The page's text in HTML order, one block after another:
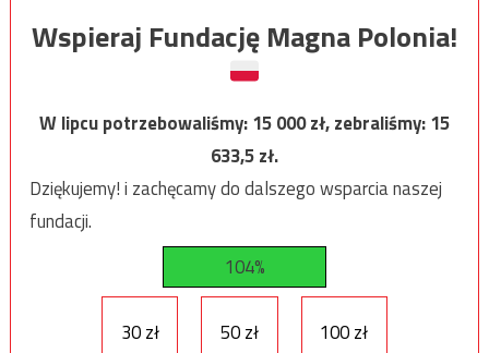
Wspieraj Fundację Magna Polonia!
W lipcu potrzebowaliśmy:15 000zł, zebraliśmy:15
633,5zł.
Dziękujemy! i zachęcamy do dalszego wsparcia naszej
fundacji.
104%
30 zł 50 zł 100 zł